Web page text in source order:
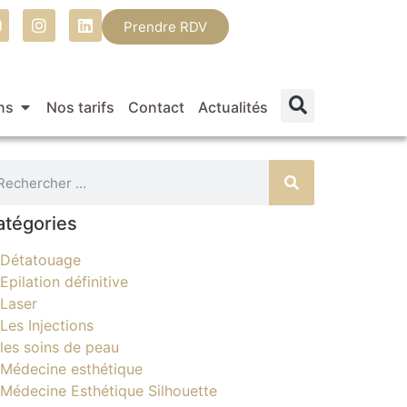
Prendre RDV
Nos tarifs Contact Actualités
Détatouage
Epilation définitive
Laser
Les Injections
les soins de peau
Médecine esthétique
Médecine Esthétique Silhouette